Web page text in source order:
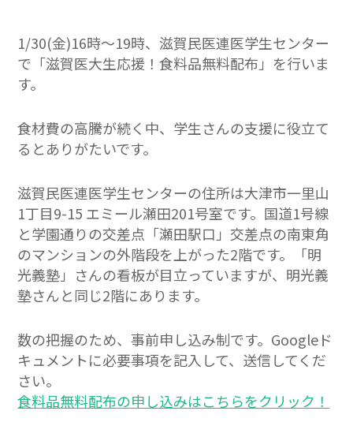
1/30(金)16時～19時、滋賀民医連医学生センター
で「滋賀医大生応援！食料品無料配布」を行いま
す。
食材費の高騰が続く中、学生さんの支援に役立て
るとありがたいです。
滋賀民医連医学生センターの住所は大津市一里山
1丁目9-15 エミール瀬田201号室です。国道1号線
と学園通りの交差点「瀬田駅口」交差点の南東角
のマンションの外階段を上がった2階です。「明
光義塾」さんの看板が目立っていますが、明光義
塾さんと同じ2階にあります。
数の把握のため、事前申し込み制です。Googleド
キュメントに必要事項を記入して、送信してくだ
さい。
食料品無料配布の申し込みはこちらをクリック！